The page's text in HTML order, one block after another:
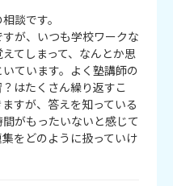
談です。
が、いつも学校ワークな
てしまって、なんとか思
ています。よく塾講師の
はたくさん繰り返すこ
すが、答えを知っている
がもったいないと感じて
をどのように扱っていけ